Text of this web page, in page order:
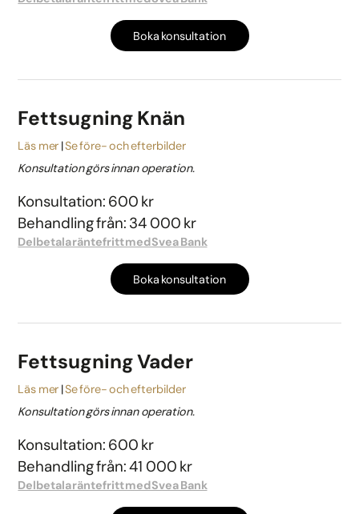
Boka konsultation
Fettsugning Knän
Läs mer Se före- och efterbilder
Konsultation görs innan operation.
Konsultation: 600 kr
Behandling från: 34 000 kr
Delbetala räntefritt med Svea Bank
Boka konsultation
Fettsugning Vader
Läs mer Se före- och efterbilder
Konsultation görs innan operation.
Konsultation: 600 kr
Behandling från: 41 000 kr
Delbetala räntefritt med Svea Bank